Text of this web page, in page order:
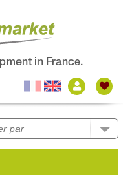
in France.